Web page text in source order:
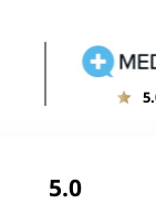
5.0